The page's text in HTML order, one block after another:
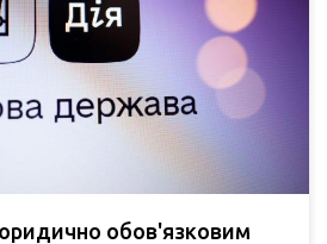
обов'язковим